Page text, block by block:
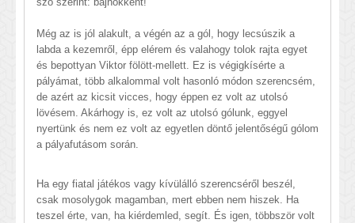
Még az is jól alakult, a végén az a gól, hogy lecsúszik a
labda a kezemről, épp elérem és valahogy tolok rajta egyet
és bepottyan Viktor fölött-mellett. Ez is végigkísérte a
pályámat, több alkalommal volt hasonló módon szerencsém,
de azért az kicsit vicces, hogy éppen ez volt az utolsó
lövésem. Akárhogy is, ez volt az utolsó gólunk, eggyel
nyertünk és nem ez volt az egyetlen döntő jelentőségű gólom
a pályafutásom során.
Ha egy fiatal játékos vagy kívülálló szerencséről beszél,
csak mosolygok magamban, mert ebben nem hiszek. Ha
teszel érte, van, ha kiérdemled, segít. És igen, többször volt